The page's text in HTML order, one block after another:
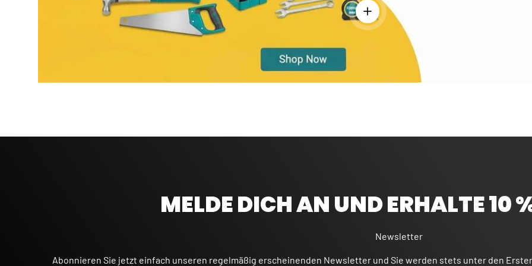
Einzelheiten anzeigen - Bandmaß 5 m -
MELDE DICH AN UND ERHALTE 10
Newsletter
Abonnieren Sie jetzt einfach unseren regelmäßig erscheinenden Newsletter und Sie werden stets unter den